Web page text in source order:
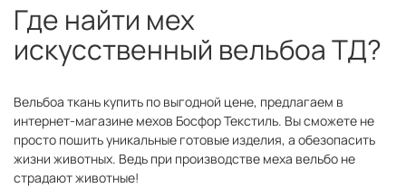
Где найти мех
искусственный вельбоа ТД?
Вельбоа ткань купить по выгодной цене, предлагаем в
интернет-магазине мехов Босфор Текстиль. Вы сможете не
просто пошить уникальные готовые изделия, а обезопасить
жизни животных. Ведь при производстве меха вельбо не
страдают животные!